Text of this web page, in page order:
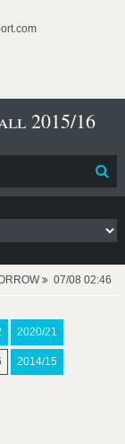
2015/16
07/08 02:46
2020/21
2014/15